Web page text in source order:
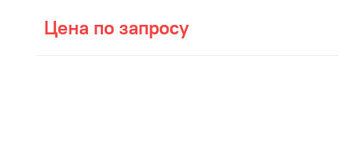
Цена по запросу